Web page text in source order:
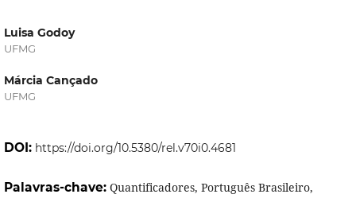
Luisa Godoy
UFMG
Márcia Cançado
UFMG
DOI: https://doi.org/10.5380/rel.v70i0.4681
Palavras-chave: Quantificadores, Português Brasileiro,